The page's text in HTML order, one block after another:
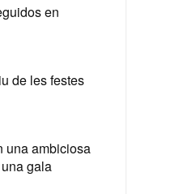
en
de les festes
una ambiciosa
gala